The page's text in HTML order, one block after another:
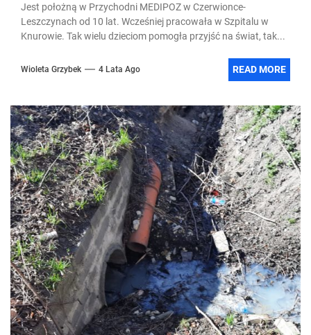
Jest położną w Przychodni MEDIPOZ w Czerwionce-
Leszczynach od 10 lat. Wcześniej pracowała w Szpitalu w
Knurowie. Tak wielu dzieciom pomogła przyjść na świat, tak...
Wioleta Grzybek 4 Lata Ago READ MORE